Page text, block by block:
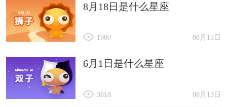
8月18日是什么星座
08月13日
1900
6月1日是什么星座
08月13日
3818